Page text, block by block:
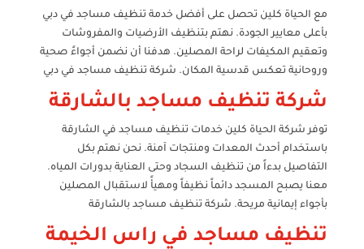
مع الحياة كلين تحصل على أفضل خدمة تنظيف مساجد في دبي
بأعلى معايير الجودة. نهتم بتنظيف الأرضيات والمفروشات
وتعقيم المكيفات لراحة المصلين. هدفنا أن نضمن أجواءً صحية
وروحانية تعكس قدسية المكان. شركة تنظيف مساجد في دبي
شركة تنظيف مساجد بالشارقة
توفر شركة الحياة كلين خدمات تنظيف مساجد في الشارقة
باستخدام أحدث المعدات ومنتجات آمنة. نحن نهتم بكل
التفاصيل بدءاً من تنظيف السجاد وحتى العناية بدورات المياه.
معنا يصبح المسجد دائماً نظيفاً ومهيأً لاستقبال المصلين
بأجواء إيمانية مريحة. شركة تنظيف مساجد بالشارقة
تنظيف مساجد في راس الخيمة